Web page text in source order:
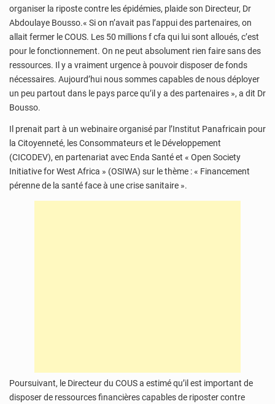
organiser la riposte contre les épidémies, plaide son Directeur, Dr
Abdoulaye Bousso.« Si on n’avait pas l’appui des partenaires, on
allait fermer le COUS. Les 50 millions f cfa qui lui sont alloués, c’est
pour le fonctionnement. On ne peut absolument rien faire sans des
ressources. Il y a vraiment urgence à pouvoir disposer de fonds
nécessaires. Aujourd’hui nous sommes capables de nous déployer
un peu partout dans le pays parce qu’il y a des partenaires », a dit Dr
Bousso.
Il prenait part à un webinaire organisé par l’Institut Panafricain pour
la Citoyenneté, les Consommateurs et le Développement
(CICODEV), en partenariat avec Enda Santé et « Open Society
Initiative for West Africa » (OSIWA) sur le thème : « Financement
pérenne de la santé face à une crise sanitaire ».
Poursuivant, le Directeur du COUS a estimé qu’il est important de
disposer de ressources financières capables de riposter contre